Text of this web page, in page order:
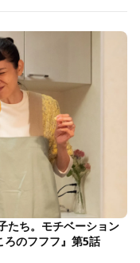
たち。モチベーション
のフフフ』第5話